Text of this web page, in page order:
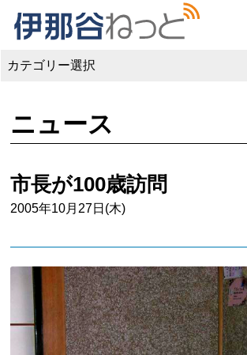
カテゴリー選択
ニュース
市長が100歳訪問
2005年10月27日(木)